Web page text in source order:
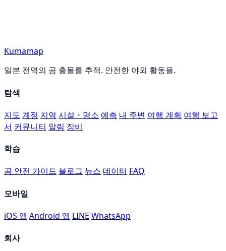
Kumamap
일본 전역의 곰 출몰를 추적. 안전한 야외 활동을.
탐색
지도 계정 지역 시설・명소 예측 내 주변 여행 계획 여행 보고
서 커뮤니티 알림 장비
학습
곰 안전 가이드 블로그 뉴스 데이터 FAQ
모바일
iOS 앱 Android 앱 LINE WhatsApp
회사